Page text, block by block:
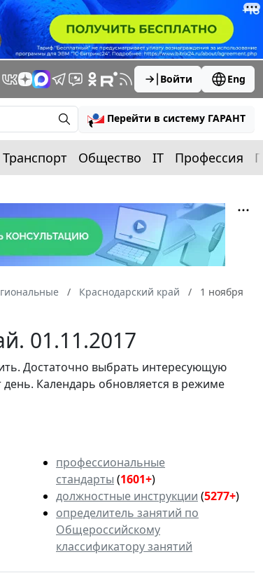
Войти Eng
Перейти в систему ГАРАНТ
Транспорт Общество IT Профессия
Краснодарский край
1 ноября
01.11.2017
Достаточно выбрать интересующую
Календарь обновляется в режиме
профессиональные
стандарты (1601+)
должностные инструкции (5277+)
определитель занятий по
Общероссийскому
классификатору занятий